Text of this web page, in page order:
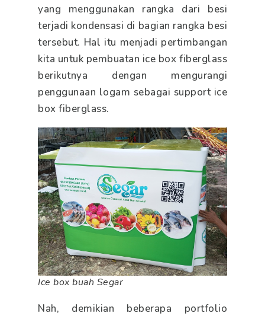
yang menggunakan rangka dari besi
terjadi kondensasi di bagian rangka besi
tersebut. Hal itu menjadi pertimbangan
kita untuk pembuatan ice box fiberglass
berikutnya dengan mengurangi
penggunaan logam sebagai support ice
box fiberglass.
Ice box buah Segar
Nah, demikian beberapa portfolio